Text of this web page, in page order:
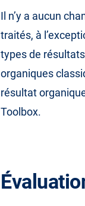
Il n’y a aucun
traités, à
types de
organiques
résultat
Toolbox.